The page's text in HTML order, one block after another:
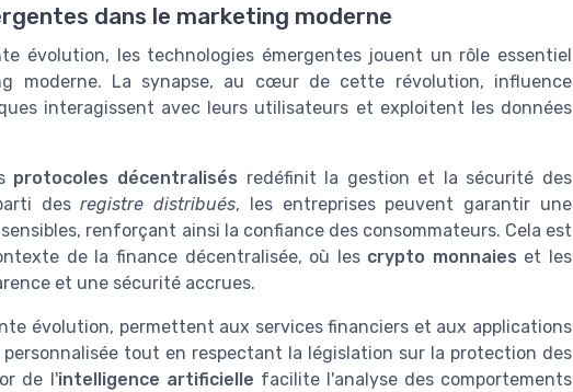
dans le marketing moderne
évolution, les technologies émergentes jouent un rôle essentiel
moderne. La synapse, au cœur de cette révolution, influence
interagissent avec leurs utilisateurs et exploitent les données
protocoles décentralisés redéfinit la gestion et la sécurité des
desregistre distribués, les entreprises peuvent garantir une
renforçant ainsi la confiance des consommateurs. Cela est
de la finance décentralisée, où les crypto monnaies et les
et une sécurité accrues.
évolution, permettent aux services financiers et aux applications
tout en respectant la législation sur la protection des
de l'intelligence artificielle facilite l'analyse des comportements